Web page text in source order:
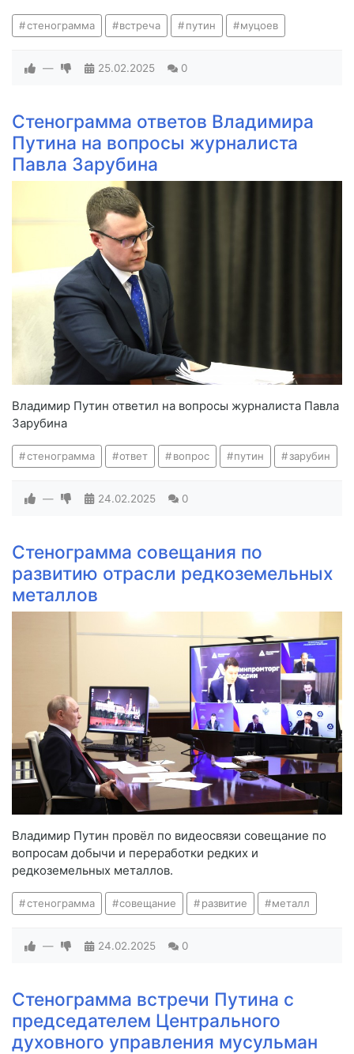
стенограмма встреча путин муцоев
— 25.02.2025 0
Стенограмма ответов Владимира
Путина на вопросы журналиста
Павла Зарубина
Владимир Путин ответил на вопросы журналиста Павла
Зарубина
стенограмма ответ вопрос путин зарубин
— 24.02.2025 0
Стенограмма совещания по
развитию отрасли редкоземельных
металлов
Владимир Путин провёл по видеосвязи совещание по
вопросам добычи и переработки редких и
редкоземельных металлов.
стенограмма совещание развитие металл
— 24.02.2025 0
Стенограмма встречи Путина с
председателем Центрального
духовного управления мусульман